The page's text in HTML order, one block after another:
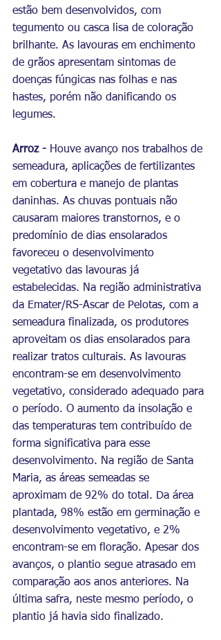
estão bem desenvolvidos, com
tegumento ou casca lisa de coloração
brilhante. As lavouras em enchimento
de grãos apresentam sintomas de
doenças fúngicas nas folhas e nas
hastes, porém não danificando os
legumes.
Arroz - Houve avanço nos trabalhos de
semeadura, aplicações de fertilizantes
em cobertura e manejo de plantas
daninhas. As chuvas pontuais não
causaram maiores transtornos, e o
predomínio de dias ensolarados
favoreceu o desenvolvimento
vegetativo das lavouras já
estabelecidas. Na região administrativa
da Emater/RS-Ascar de Pelotas, com a
semeadura finalizada, os produtores
aproveitam os dias ensolarados para
realizar tratos culturais. As lavouras
encontram-se em desenvolvimento
vegetativo, considerado adequado para
o período. O aumento da insolação e
das temperaturas tem contribuído de
forma significativa para esse
desenvolvimento. Na região de Santa
Maria, as áreas semeadas se
aproximam de 92% do total. Da área
plantada, 98% estão em germinação e
desenvolvimento vegetativo, e 2%
encontram-se em floração. Apesar dos
avanços, o plantio segue atrasado em
comparação aos anos anteriores. Na
última safra, neste mesmo período, o
plantio já havia sido finalizado.